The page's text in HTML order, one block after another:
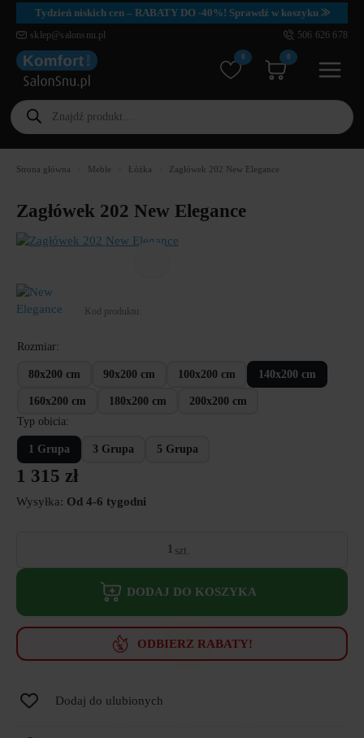
Tydzień niskich cen – RABATY DO -40%! Sprawdź w koszyku ⨠
sklep@salonsnu.pl 506 626 678
Wyszukiwarka
produktów
0 0
Strona główna Meble Łóżka Zagłówek 202 New Elegance
Zagłówek 202 New Elegance
Kod produktu:
Rozmiar
80x200 cm 90x200 cm 100x200 cm 140x200 cm
160x200 cm 180x200 cm
200x200 cm
Typ obicia
1 Grupa 3 Grupa 5 Grupa
1 315 zł
Wysyłka: Od 4-6 tygodni
ilość
Zagłówek
New
DODAJ DO KOSZYKA
ODBIERZ RABATY!
Dodaj do ulubionych